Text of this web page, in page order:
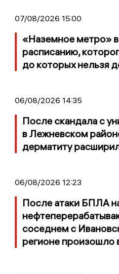
07/08/2026 15:00
«Наземное метро»
расписанию,
до которых нельзя
06/08/2026 14:35
После скандала с
в Лежневском
дерматиту
06/08/2026 12:23
После атаки БПЛА
соседнем с
регионе произошло